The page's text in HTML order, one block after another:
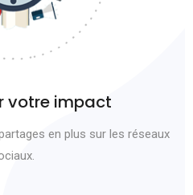
votre impact
en plus sur les réseaux